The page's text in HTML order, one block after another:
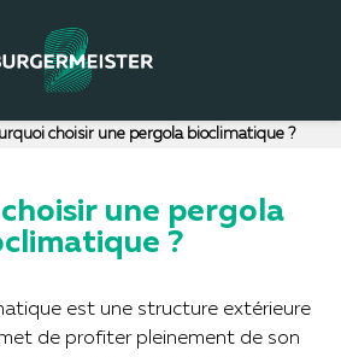
choisir une pergola bioclimatique ?
une pergola
?
est une structure extérieure
de profiter pleinement de son